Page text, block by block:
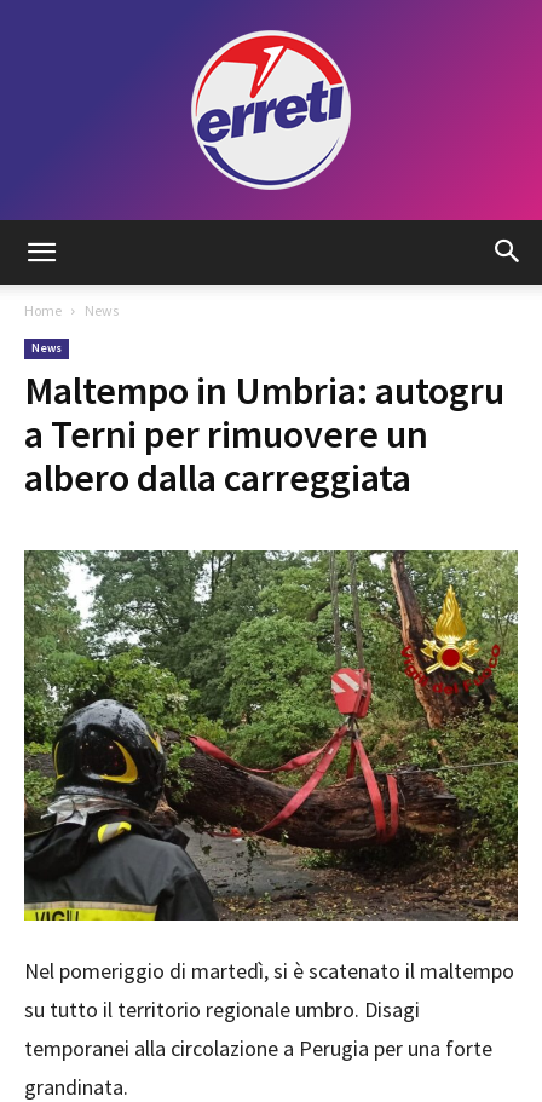
Home News
News
Maltempo in Umbria: autogru
a Terni per rimuovere un
albero dalla carreggiata
Nel pomeriggio di martedì, si è scatenato il maltempo
su tutto il territorio regionale umbro. Disagi
temporanei alla circolazione a Perugia per una forte
grandinata.